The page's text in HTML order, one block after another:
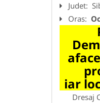
Judet:
Oras:
iar
Dresaj